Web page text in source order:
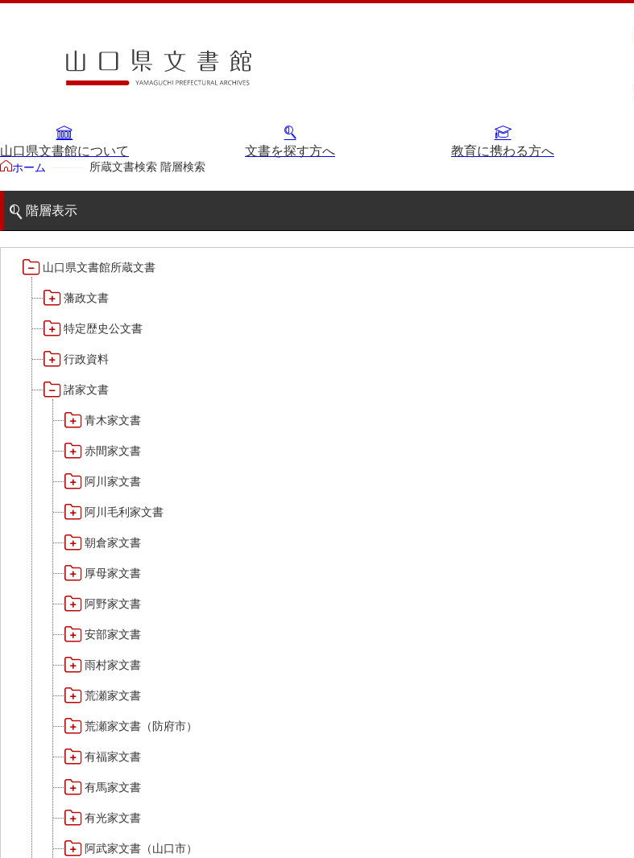
山口県文書館について 文書を探す方へ 教育に携わる方へ
ホーム 所蔵文書検索 階層検索
階層表示
山口県文書館所蔵文書
藩政文書
特定歴史公文書
行政資料
諸家文書
青木家文書
赤間家文書
阿川家文書
阿川毛利家文書
朝倉家文書
厚母家文書
阿野家文書
安部家文書
雨村家文書
荒瀬家文書
荒瀬家文書（防府市）
有福家文書
有馬家文書
有光家文書
阿武家文書（山口市）